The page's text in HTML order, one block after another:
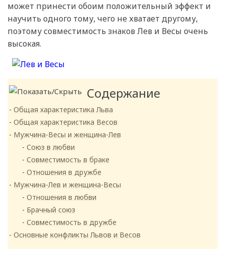
может принести обоим положительный эффект и
научить одного тому, чего не хватает другому,
поэтому совместимость знаков Лев и Весы очень
высокая.
Содержание
Общая характеристика Льва
Общая характеристика Весов
Мужчина-Весы и женщина-Лев
Союз в любви
Совместимость в браке
Отношения в дружбе
Мужчина-Лев и женщина-Весы
Отношения в любви
Брачный союз
Совместимость в дружбе
Основные конфликты Львов и Весов